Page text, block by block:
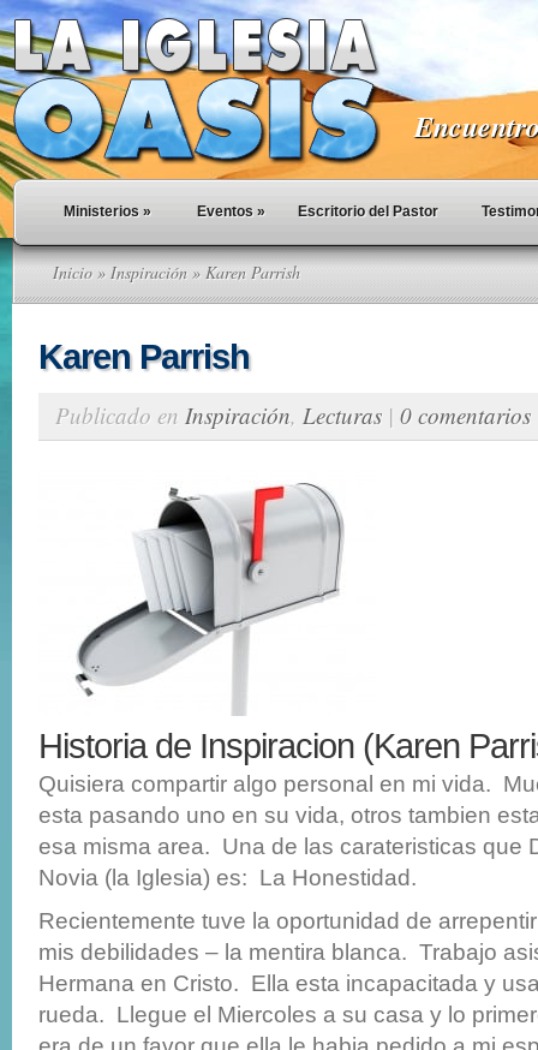
Ministerios » Eventos » Escritorio del Pastor
Inicio » Inspiración » Karen Parrish
Karen Parrish
Publicado en Inspiración, Lecturas | 0 comentarios
Historia de Inspiracion (Karen
Quisiera compartir algo personal en mi vida.
esta pasando uno en su vida, otros tambien
esa misma area. Una de las carateristicas que
Novia (la Iglesia) es: La Honestidad.
Recientemente tuve la oportunidad de
mis debilidades – la mentira blanca. Trabajo
Hermana en Cristo. Ella esta incapacitada y
rueda. Llegue el Miercoles a su casa y lo